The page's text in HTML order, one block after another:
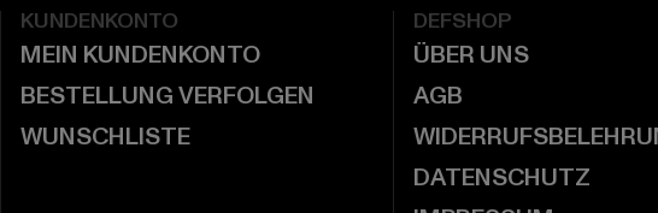
KUNDENKONTO
MEIN KUNDENKONTO
BESTELLUNG VERFOLGEN
WUNSCHLISTE
DEFSHOP
ÜBER UNS
AGB
DATENSCHUTZ